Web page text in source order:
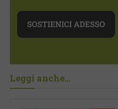
Leggi anche...